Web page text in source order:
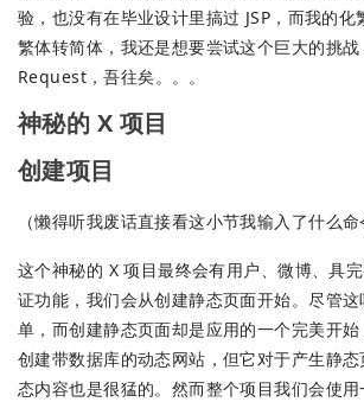
验，也没有在毕业设计里搞过 JSP，而我的
繁体转简体，我还是想要尝试这个巨大的挑
Request，吾往矣。。。
神秘的 X 项目
创建项目
（懒得听我废话直接看这小节我输入了什么
这个神秘的 X 项目最终会有用户、微博、具
证功能，我们会从创建静态页面开始。尽管
单，而创建静态页面却是应用的一个完美开
创建带数据库的动态网站，但它对于产生静
态内容也是很猛的。然而整个项目我们会使